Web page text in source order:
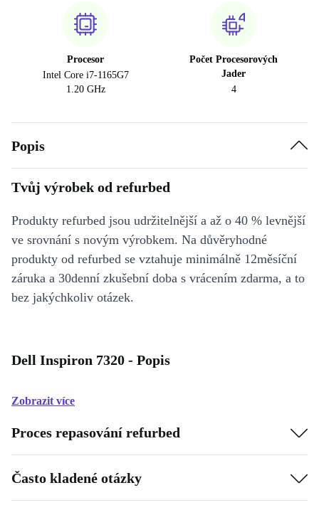
Procesor
Intel Core i7-1165G7
1.20 GHz
Počet Procesorových
Jader
4
Popis
Tvůj výrobek od refurbed
Produkty refurbed jsou udržitelnější a až o 40 % levnější
ve srovnání s novým výrobkem. Na důvěryhodné
produkty od refurbed se vztahuje minimálně 12měsíční
záruka a 30denní zkušební doba s vrácením zdarma, a to
bez jakýchkoliv otázek.
Dell Inspiron 7320 - Popis
Zobrazit více
Proces repasování refurbed
Často kladené otázky